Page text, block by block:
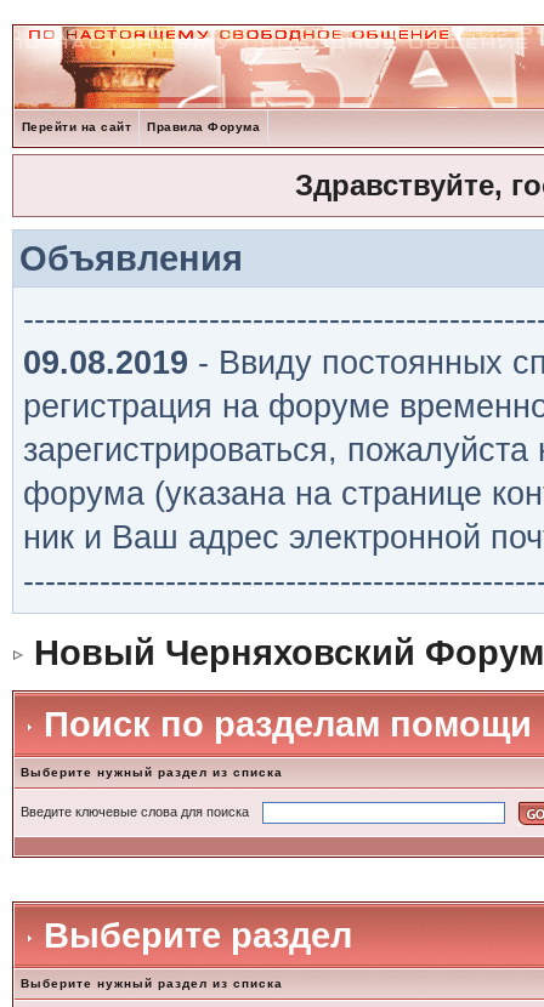
Перейти на сайт Правила Форума
Здравствуйте,
Объявления
09.08.2019 - Ввиду постоянных
регистрация на форуме
зарегистрироваться,
форума (указана на странице
ник и Ваш адрес электронной
Новый Черняховский Форум
Поиск по разделам помощи
Выберите нужный раздел из списка
Введите ключевые слова для поиска
Выберите раздел
Выберите нужный раздел из списка